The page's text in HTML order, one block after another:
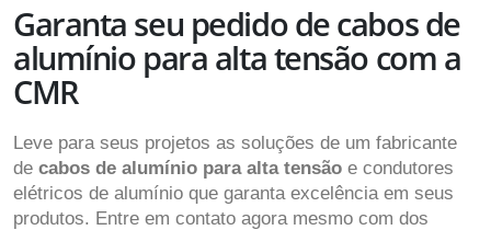
Garanta seu pedido de cabos de
alumínio para alta tensão com a
CMR
Leve para seus projetos as soluções de um fabricante
de cabos de alumínio para alta tensão e condutores
elétricos de alumínio que garanta excelência em seus
produtos. Entre em contato agora mesmo com dos